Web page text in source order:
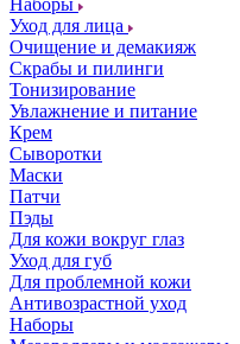
Наборы
Уход для лица
Очищение и демакияж
Скрабы и пилинги
Тонизирование
Увлажнение и питание
Крем
Сыворотки
Маски
Патчи
Пэды
Для кожи вокруг глаз
Уход для губ
Для проблемной кожи
Антивозрастной уход
Наборы